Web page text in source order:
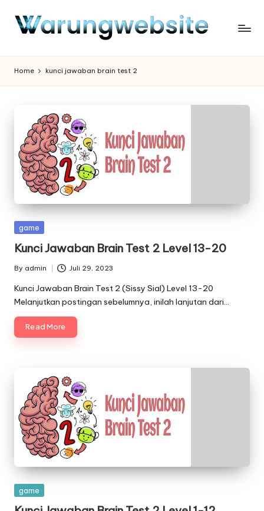
Home kunci jawaban brain test 2
Posted
game
Kunci Jawaban Brain Test 2 Level 13-20
Posted
by
By admin Juli 29, 2023
Kunci Jawaban Brain Test 2 (Sissy Sial) Level 13-20
Melanjutkan postingan sebelumnya, inilah lanjutan dari…
Read More
Posted
game